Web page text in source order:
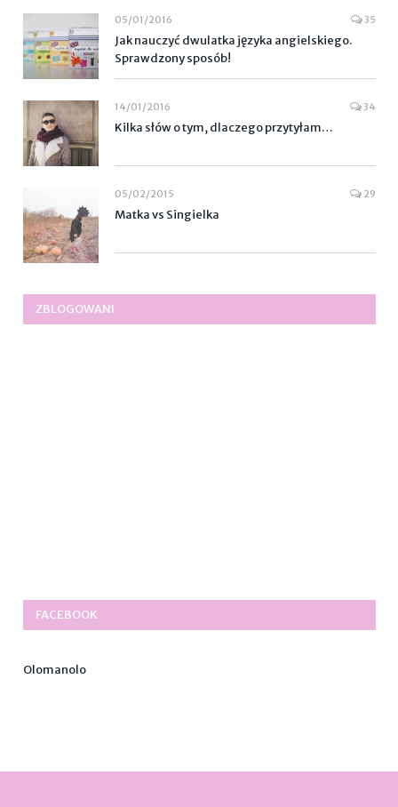
05/01/2016 35
Jak nauczyć dwulatka języka angielskiego.
Sprawdzony sposób!
14/01/2016 34
Kilka słów o tym, dlaczego przytyłam…
05/02/2015 29
Matka vs Singielka
ZBLOGOWANI
FACEBOOK
Olomanolo